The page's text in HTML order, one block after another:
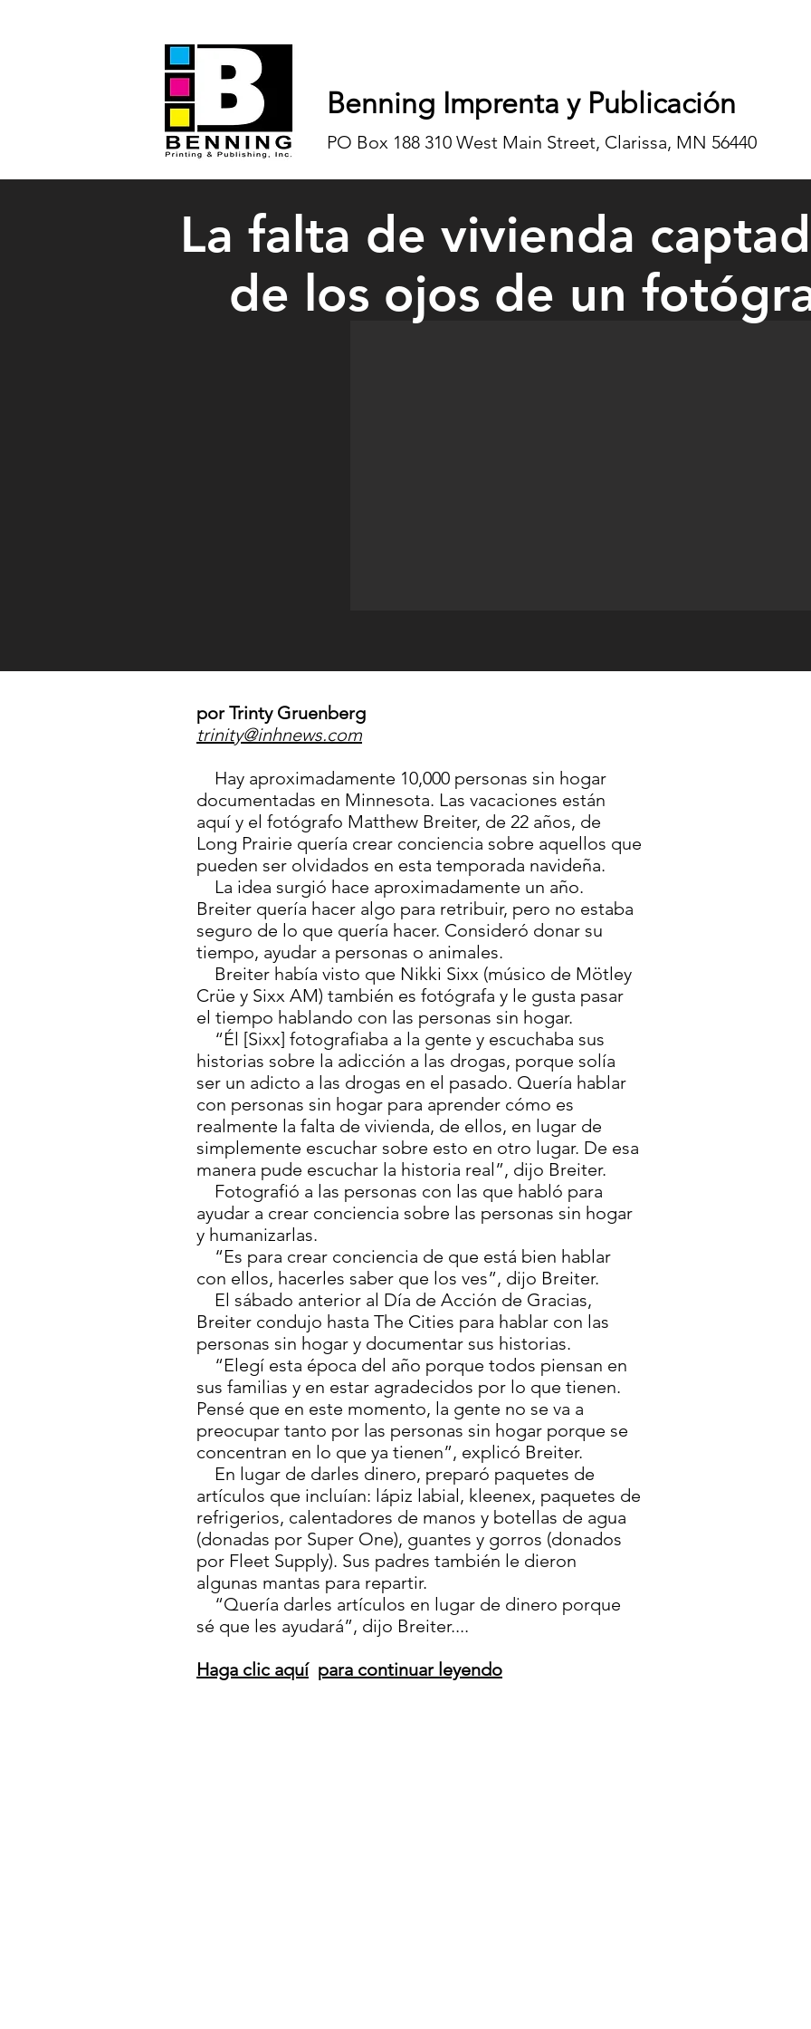
Benning Imprenta y Publicación
PO Box 188 310 West Main Street, Clarissa, MN 56440
Homelessness by local photographer
Matthew Breiter of Long Prairie captured the plight of some of the 10,000
La falta de vivienda
de los ojos de un
por Trinty Gruenberg
trinity@inhnews.com
Hay aproximadamente 10,000 personas sin hogar
documentadas en Minnesota. Las vacaciones están
aquí y el fotógrafo Matthew Breiter, de 22 años, de
Long Prairie quería crear conciencia sobre aquellos que
pueden ser olvidados en esta temporada navideña.
La idea surgió hace aproximadamente un año.
Breiter quería hacer algo para retribuir, pero no estaba
seguro de lo que quería hacer. Consideró donar su
tiempo, ayudar a personas o animales.
Breiter había visto que Nikki Sixx (músico de Mötley
Crüe y Sixx AM) también es fotógrafa y le gusta pasar
el tiempo hablando con las personas sin hogar.
“Él [Sixx] fotografiaba a la gente y escuchaba sus
historias sobre la adicción a las drogas, porque solía
ser un adicto a las drogas en el pasado. Quería hablar
con personas sin hogar para aprender cómo es
realmente la falta de vivienda, de ellos, en lugar de
simplemente escuchar sobre esto en otro lugar. De esa
manera pude escuchar la historia real”, dijo Breiter.
Fotografió a las personas con las que habló para
ayudar a crear conciencia sobre las personas sin hogar
y humanizarlas.
“Es para crear conciencia de que está bien hablar
con ellos, hacerles saber que los ves”, dijo Breiter.
El sábado anterior al Día de Acción de Gracias,
Breiter condujo hasta The Cities para hablar con las
personas sin hogar y documentar sus historias.
“Elegí esta época del año porque todos piensan en
sus familias y en estar agradecidos por lo que tienen.
Pensé que en este momento, la gente no se va a
preocupar tanto por las personas sin hogar porque se
concentran en lo que ya tienen”, explicó Breiter.
En lugar de darles dinero, preparó paquetes de
artículos que incluían: lápiz labial, kleenex, paquetes de
refrigerios, calentadores de manos y botellas de agua
(donadas por Super One), guantes y gorros (donados
por Fleet Supply). Sus padres también le dieron
algunas mantas para repartir.
“Quería darles artículos en lugar de dinero porque
sé que les ayudará”, dijo Breiter....
Haga clic aquí para continuar leyendo